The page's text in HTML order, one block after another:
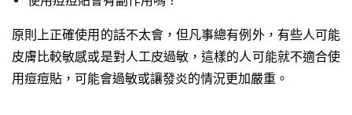
原則上正確使用的話不太會，但凡事總有例外，有些人可能
皮膚比較敏感或是對人工皮過敏，這樣的人可能就不適合使
用痘痘貼，可能會過敏或讓發炎的情況更加嚴重。